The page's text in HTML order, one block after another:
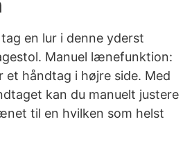
en lur i denne yderst
Manuel lænefunktion:
håndtag i højre side. Med
kan du manuelt justere
til en hvilken som helst